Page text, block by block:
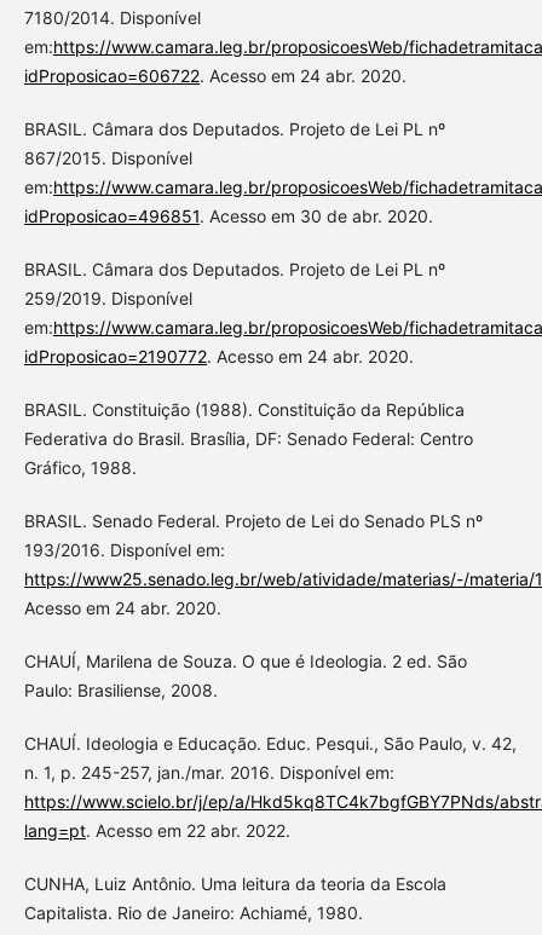
7180/2014. Disponível
em:https://www.camara.leg.br/proposicoesWeb/
idProposicao=606722. Acesso em 24 abr. 2020.
BRASIL. Câmara dos Deputados. Projeto de Lei PL nº
867/2015. Disponível
em:https://www.camara.leg.br/proposicoesWeb/
idProposicao=496851. Acesso em 30 de abr. 2020.
BRASIL. Câmara dos Deputados. Projeto de Lei PL nº
259/2019. Disponível
em:https://www.camara.leg.br/proposicoesWeb/
idProposicao=2190772. Acesso em 24 abr. 2020.
BRASIL. Constituição (1988). Constituição da República
Federativa do Brasil. Brasília, DF: Senado Federal: Centro
Gráfico, 1988.
BRASIL. Senado Federal. Projeto de Lei do Senado PLS nº
193/2016. Disponível em:
https://www25.senado.leg.br/web/atividade/materias/-/materia/
Acesso em 24 abr. 2020.
CHAUÍ, Marilena de Souza. O que é Ideologia. 2 ed. São
Paulo: Brasiliense, 2008.
CHAUÍ. Ideologia e Educação. Educ. Pesqui., São Paulo, v. 42,
n. 1, p. 245-257, jan./mar. 2016. Disponível em:
https://www.scielo.br/j/ep/a/Hkd5kq8TC4k7bgfGBY7PNds/
lang=pt. Acesso em 22 abr. 2022.
CUNHA, Luiz Antônio. Uma leitura da teoria da Escola
Capitalista. Rio de Janeiro: Achiamé, 1980.